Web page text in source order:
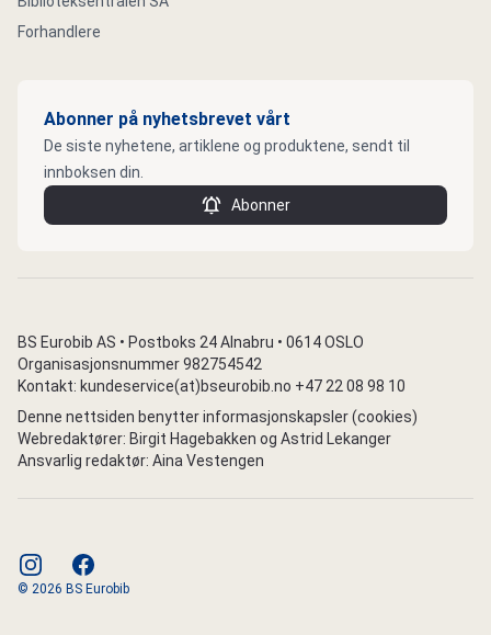
Forhandlere
Abonner på nyhetsbrevet vårt
De siste nyhetene, artiklene og produktene, sendt til
innboksen din.
Abonner
BS Eurobib AS • Postboks 24 Alnabru • 0614 OSLO
Organisasjonsnummer 982754542
Kontakt: kundeservice(at)bseurobib.no +47 22 08 98 10
Denne nettsiden benytter informasjonskapsler (cookies)
Webredaktører: Birgit Hagebakken og Astrid Lekanger
Ansvarlig redaktør: Aina Vestengen
instagramfacebook
© 2026 BS Eurobib